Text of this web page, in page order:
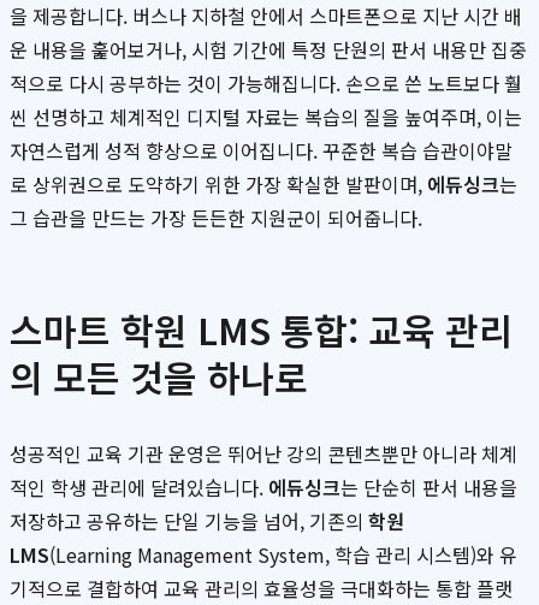
을 제공합니다. 버스나 지하철 안에서 스마트폰으로 지난 시간 배
운 내용을 훑어보거나, 시험 기간에 특정 단원의 판서 내용만 집중
적으로 다시 공부하는 것이 가능해집니다. 손으로 쓴 노트보다 훨
씬 선명하고 체계적인 디지털 자료는 복습의 질을 높여주며, 이는
자연스럽게 성적 향상으로 이어집니다. 꾸준한 복습 습관이야말
로 상위권으로 도약하기 위한 가장 확실한 발판이며, 에듀싱크는
그 습관을 만드는 가장 든든한 지원군이 되어줍니다.
스마트 학원 LMS 통합: 교육 관리
의 모든 것을 하나로
성공적인 교육 기관 운영은 뛰어난 강의 콘텐츠뿐만 아니라 체계
적인 학생 관리에 달려있습니다. 에듀싱크는 단순히 판서 내용을
저장하고 공유하는 단일 기능을 넘어, 기존의 학원
LMS(Learning Management System, 학습 관리 시스템)와 유
기적으로 결합하여 교육 관리의 효율성을 극대화하는 통합 플랫